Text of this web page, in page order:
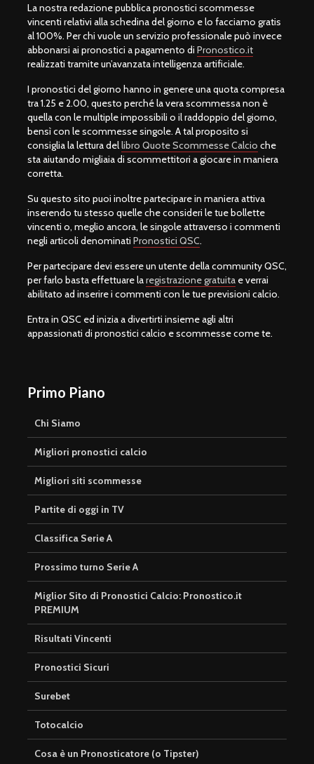
La nostra redazione pubblica pronostici scommesse
vincenti relativi alla schedina del giorno e lo facciamo gratis
al 100%. Per chi vuole un servizio professionale può invece
abbonarsi ai pronostici a pagamento di Pronostico.it
realizzati tramite un’avanzata intelligenza artificiale.
I pronostici del giorno hanno in genere una quota compresa
tra 1.25 e 2.00, questo perché la vera scommessa non è
quella con le multiple impossibili o il raddoppio del giorno,
bensì con le scommesse singole. A tal proposito si
consiglia la lettura dellibro Quote Scommesse Calcio che
sta aiutando migliaia di scommettitori a giocare in maniera
corretta.
Su questo sito puoi inoltre partecipare in maniera attiva
inserendo tu stesso quelle che consideri le tue bollette
vincenti o, meglio ancora, le singole attraverso i commenti
negli articoli denominati Pronostici QSC.
Per partecipare devi essere un utente della community QSC,
per farlo basta effettuare laregistrazione gratuita e verrai
abilitato ad inserire i commenti con le tue previsioni calcio.
Entra in QSC ed inizia a divertirti insieme agli altri
appassionati di pronostici calcio e scommesse come te.
Primo Piano
Chi Siamo
Migliori pronostici calcio
Migliori siti scommesse
Partite di oggi in TV
Classifica Serie A
Prossimo turno Serie A
Miglior Sito di Pronostici Calcio: Pronostico.it
PREMIUM
Risultati Vincenti
Pronostici Sicuri
Surebet
Totocalcio
Cosa è un Pronosticatore (o Tipster)